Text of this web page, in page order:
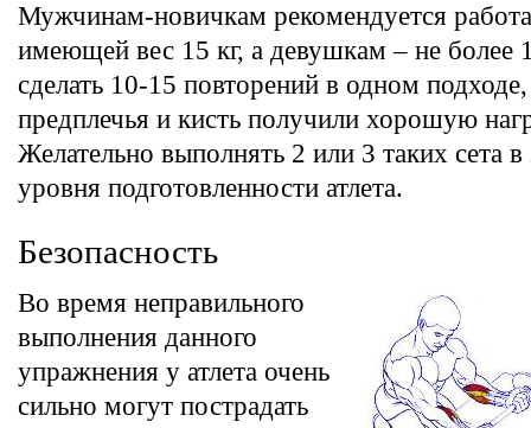
Мужчинам-новичкам рекомендуется
имеющей вес 15 кг, а девушкам – не более
сделать 10-15 повторений в одном
предплечья и кисть получили хорошую
Желательно выполнять 2 или 3 таких сета
уровня подготовленности атлета.
Безопасность
Во время неправильного
выполнения данного
упражнения у атлета очень
сильно могут пострадать